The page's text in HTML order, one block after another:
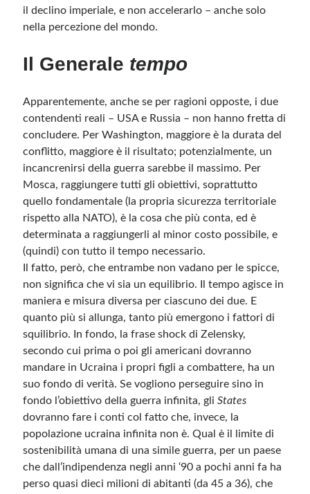
il declino imperiale, e non accelerarlo – anche solo
nella percezione del mondo.
Il Generale tempo
Apparentemente, anche se per ragioni opposte, i due
contendenti reali – USA e Russia – non hanno fretta di
concludere. Per Washington, maggiore è la durata del
conflitto, maggiore è il risultato; potenzialmente, un
incancrenirsi della guerra sarebbe il massimo. Per
Mosca, raggiungere tutti gli obiettivi, soprattutto
quello fondamentale (la propria sicurezza territoriale
rispetto alla NATO), è la cosa che più conta, ed è
determinata a raggiungerli al minor costo possibile, e
(quindi) con tutto il tempo necessario.
Il fatto, però, che entrambe non vadano per le spicce,
non significa che vi sia un equilibrio. Il tempo agisce in
maniera e misura diversa per ciascuno dei due. E
quanto più si allunga, tanto più emergono i fattori di
squilibrio. In fondo, la frase shock di Zelensky,
secondo cui prima o poi gli americani dovranno
mandare in Ucraina i propri figli a combattere, ha un
suo fondo di verità. Se vogliono perseguire sino in
fondo l’obiettivo della guerra infinita, gliStates
dovranno fare i conti col fatto che, invece, la
popolazione ucraina infinita non è. Qual è il limite di
sostenibilità umana di una simile guerra, per un paese
che dall’indipendenza negli anni ‘90 a pochi anni fa ha
perso quasi dieci milioni di abitanti (da 45 a 36), che